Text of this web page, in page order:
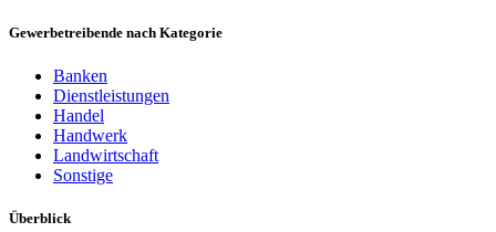
Gewerbetreibende nach Kategorie
Banken
Dienstleistungen
Handel
Handwerk
Landwirtschaft
Sonstige
Überblick